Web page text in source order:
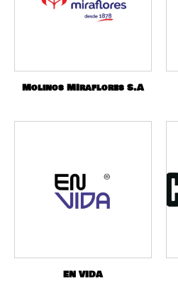
Molinos MIraflores S.A
EN VIDA